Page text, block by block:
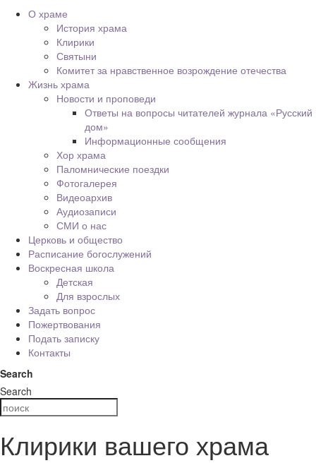
О храме
История храма
Клирики
Святыни
Комитет за нравственное возрождение отечества
Жизнь храма
Новости и проповеди
Ответы на вопросы читателей журнала «Русский
дом»
Информационные сообщения
Хор храма
Паломнические поездки
Фотогалерея
Видеоархив
Аудиозаписи
СМИ о нас
Церковь и общество
Расписание богослужений
Воскресная школа
Детская
Для взрослых
Задать вопрос
Пожертвования
Подать записку
Контакты
Search
Search
Клирики вашего храма